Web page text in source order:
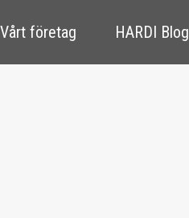
Vårt företag HARDI Blog